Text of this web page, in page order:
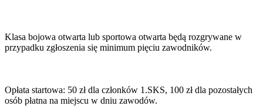
Klasa bojowa otwarta lub sportowa otwarta będą rozgrywane w
przypadku zgłoszenia się minimum pięciu zawodników.
Opłata startowa: 50 zł dla członków 1.SKS, 100 zł dla pozostałych
osób płatna na miejscu w dniu zawodów.